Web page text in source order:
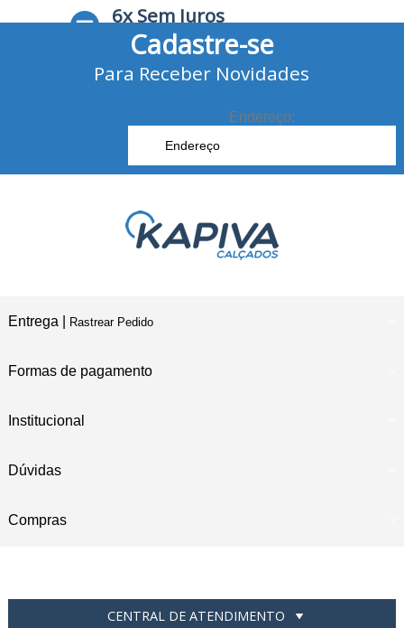
6x Sem Juros
no Cartão de Crédito
no Boleto Bancário e Pix
Cadastre-se
Para Receber Novidades
Endereço:
Entrega | Rastrear Pedido
Formas de pagamento
Institucional
Dúvidas
Compras
CENTRAL DE ATENDIMENTO